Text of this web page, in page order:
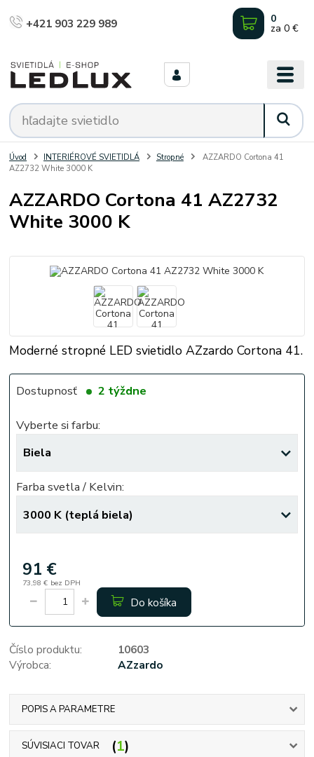
+421 903 229 989 0
za 0 €
Úvod INTERIÉROVÉ SVIETIDLÁ Stropné
AZZARDO Cortona 41
AZ2732 White 3000 K
AZZARDO Cortona 41 AZ2732
White 3000 K
Moderné stropné LED svietidlo AZzardo Cortona 41.
Dostupnosť 2 týždne
Vyberte si farbu:
Farba svetla / Kelvin:
91 €
73,98 € bez DPH
Do košíka
Číslo produktu:
10603
Výrobca:
AZzardo
POPIS A PARAMETRE
SÚVISIACI TOVAR 1